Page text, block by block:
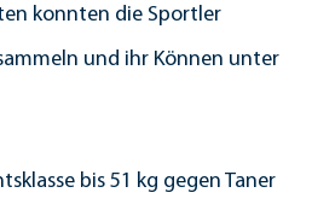
konnten die Sportler
und ihr Können unter
bis 51 kg gegen Taner